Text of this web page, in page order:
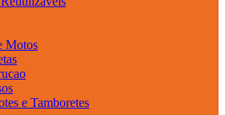
Motos
e Tamboretes